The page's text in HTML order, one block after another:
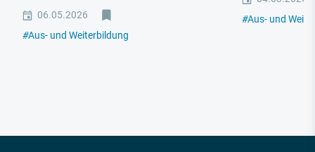
06.05.2026
#Aus- und Weiterbildung
#Aus- und